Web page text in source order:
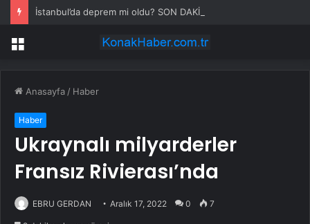
Menü
Anasayfa / Haber
Haber
Ukraynalı milyarderler
Fransız Rivierası’nda
EBRU GERDAN Aralık 17, 2022 0 7